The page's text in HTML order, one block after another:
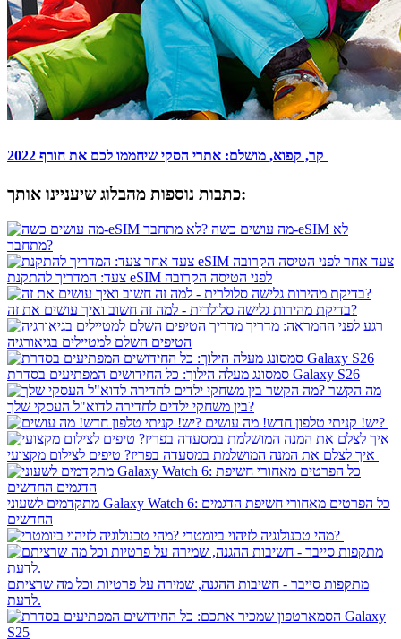
כתבות נוספות מהבלוג שיעניינו אותך:
מה עושים כשה-eSIM לא
מתחבר?
צעד אחר
צעד: המדריך להתקנת eSIM לפני הטיסה הקרובה
בדיקת מהירות גלישה סלולרית - למה זה חשוב ואיך עושים את זה?
רגע לפני ההמראה: מדריך
הטיפים השלם למטיילים בגיאורגיה
סמסונג מעלה הילוך: כל החידושים המפתיעים בסדרת Galaxy S26
מה הקשר
בין משחקי ילדים לחדירה לדוא"ל העסקי שלך?
יש! קניתי טלפון חדש! מה עושים?
מתקדמים לשעוני Galaxy Watch 6: כל הפרטים מאחורי חשיפת הדגמים
החדשים
מהי טכנולוגיה לזיהוי ביומטרי?
מתקפות סייבר - חשיבות ההגנה, שמירה על פרטיות וכל מה שרציתם
לדעת.